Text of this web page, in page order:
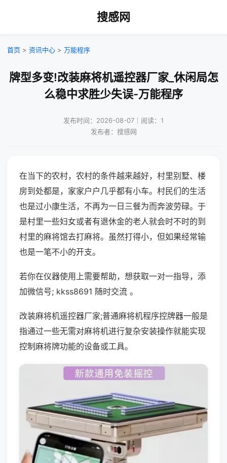
搜感网
首页 > 资讯中心 > 万能程序
牌型多变!改装麻将机遥控器厂家_休闲局怎
么稳中求胜少失误-万能程序
发布时间：2026-08-07｜阅读：1
发布者：搜感网
在当下的农村，农村的条件越来越好，村里别墅、楼
房到处都是，家家户户几乎都有小车。村民们的生活
也是过小康生活，不再为一日三餐为而奔波劳碌。于
是村里一些妇女或者有退休金的老人就会时不时的到
村里的麻将馆去打麻将。虽然打得小，但如果经常输
也是一笔不小的开支。
若你在仪器使用上需要帮助，想获取一对一指导，添
加微信号; kkss8691 随时交流 。
改装麻将机遥控器厂家;普通麻将机程序控牌器一般是
指通过一些无需对麻将机进行复杂安装操作就能实现
控制麻将牌功能的设备或工具。